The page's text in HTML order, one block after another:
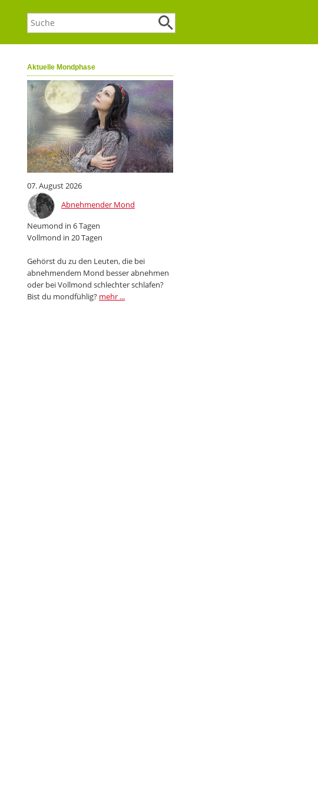
Aktuelle Mondphase
07. August 2026
Abnehmender Mond
Neumond in 6 Tagen
Vollmond in 20 Tagen
Gehörst du zu den Leuten, die bei
abnehmendem Mond besser abnehmen
oder bei Vollmond schlechter schlafen?
Bist du mondfühlig? mehr ...